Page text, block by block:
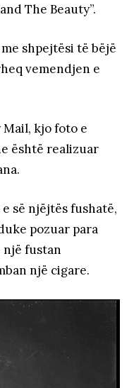
The Beauty”.
shpejtësi të bëjë
vemendjen e
Mail, kjo foto e
është realizuar
së njëjtës fushatë,
pozuar para
një fustan
një cigare.